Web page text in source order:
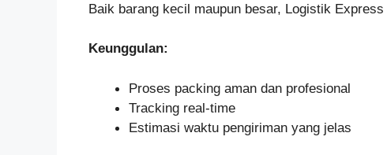
Baik barang kecil maupun besar, Logistik
Keunggulan:
Proses packing aman dan profesional
Tracking real-time
Estimasi waktu pengiriman yang jelas